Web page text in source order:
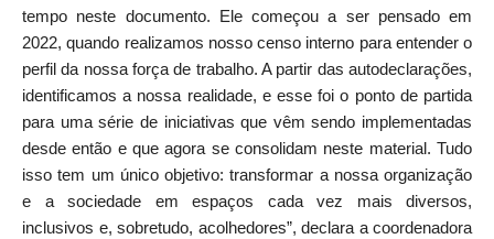
tempo neste documento. Ele começou a ser pensado em
2022, quando realizamos nosso censo interno para entender o
perfil da nossa força de trabalho. A partir das autodeclarações,
identificamos a nossa realidade, e esse foi o ponto de partida
para uma série de iniciativas que vêm sendo implementadas
desde então e que agora se consolidam neste material. Tudo
isso tem um único objetivo: transformar a nossa organização
e a sociedade em espaços cada vez mais diversos,
inclusivos e, sobretudo, acolhedores”, declara a coordenadora